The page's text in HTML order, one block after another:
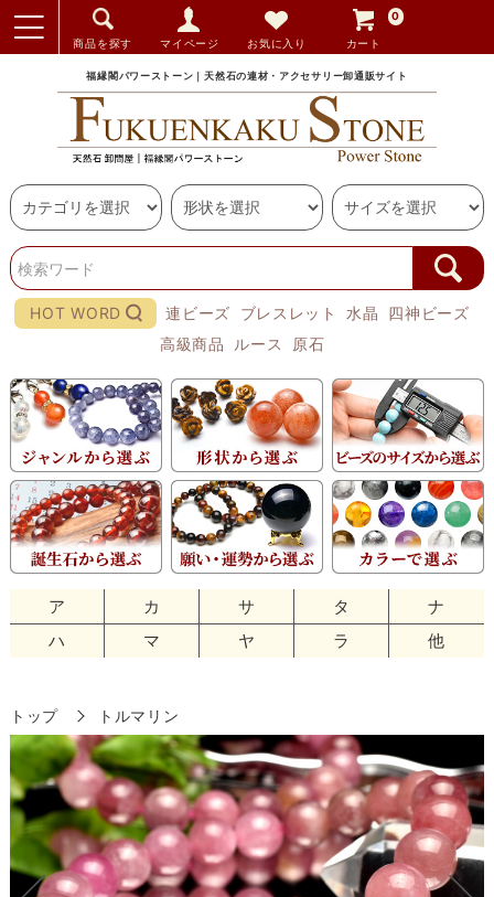
商品を探す マイページ お気に入り カート
0
福縁閣パワーストーン｜天然石の連材・アクセサリー卸通販サイト
HOT WORD 連ビーズ ブレスレット 水晶
四神ビーズ
高級商品
ルース 原石
ア カ サ タ
ナ
ハ
マ ヤ ラ 他
トップ トルマリン